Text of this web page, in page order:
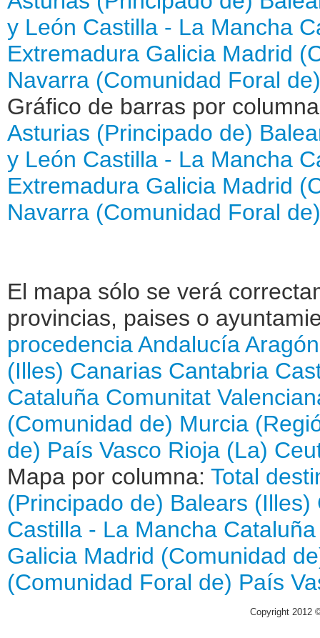
y León Castilla - La Mancha
Extremadura Galicia Madrid
Navarra (Comunidad Foral de)
Gráfico de barras por
Asturias (Principado de)
y León Castilla - La Mancha
Extremadura Galicia Madrid
Navarra (Comunidad Foral de)
El mapa sólo se verá
provincias, paises o
procedenciaAndalucíaAragón
(Illes) Canarias Cantabria
Cataluña Comunitat
(Comunidad de) Murcia
de) País Vasco Rioja (La)
Mapa por columna: Total
(Principado de) Balears (Illes)
Castilla - La Mancha Cataluña
Galicia Madrid (Comunidad
(Comunidad Foral de) País
Copyright 2012